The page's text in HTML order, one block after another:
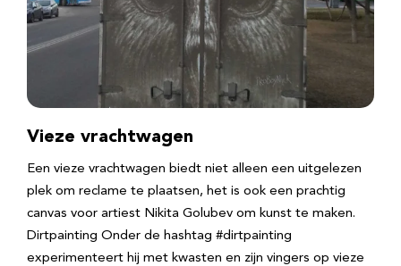
Vieze vrachtwagen
Een vieze vrachtwagen biedt niet alleen een uitgelezen
plek om reclame te plaatsen, het is ook een prachtig
canvas voor artiest Nikita Golubev om kunst te maken.
Dirtpainting Onder de hashtag #dirtpainting
experimenteert hij met kwasten en zijn vingers op vieze